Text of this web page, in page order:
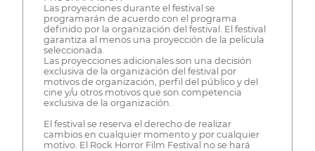
Las proyecciones durante el festival se
programarán de acuerdo con el programa
definido por la organización del festival. El festival
garantiza al menos una proyección de la película
seleccionada.
Las proyecciones adicionales son una decisión
exclusiva de la organización del festival por
motivos de organización, perfil del público y del
cine y/u otros motivos que son competencia
exclusiva de la organización.
El festival se reserva el derecho de realizar
cambios en cualquier momento y por cualquier
motivo. El Rock Horror Film Festival no se hará